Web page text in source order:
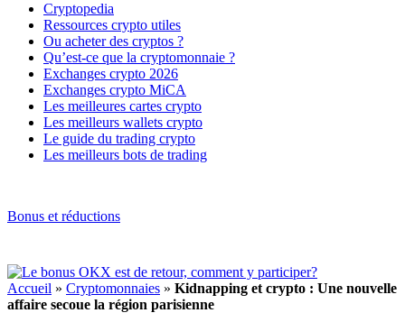
Cryptopedia
Ressources crypto utiles
Ou acheter des cryptos ?
Qu’est-ce que la cryptomonnaie ?
Exchanges crypto 2026
Exchanges crypto MiCA
Les meilleures cartes crypto
Les meilleurs wallets crypto
Le guide du trading crypto
Les meilleurs bots de trading
Bonus et réductions
Accueil » Cryptomonnaies » Kidnapping et crypto : Une nouvelle
affaire secoue la région parisienne